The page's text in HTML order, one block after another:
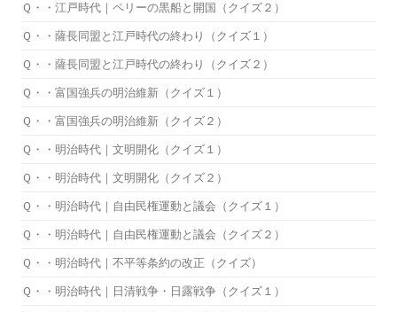
Ｑ・・江戸時代｜ペリーの黒船と開国（クイズ２）
Ｑ・・薩長同盟と江戸時代の終わり（クイズ１）
Ｑ・・薩長同盟と江戸時代の終わり（クイズ２）
Ｑ・・富国強兵の明治維新（クイズ１）
Ｑ・・富国強兵の明治維新（クイズ２）
Ｑ・・明治時代｜文明開化（クイズ１）
Ｑ・・明治時代｜文明開化（クイズ２）
Ｑ・・明治時代｜自由民権運動と議会（クイズ１）
Ｑ・・明治時代｜自由民権運動と議会（クイズ２）
Ｑ・・明治時代｜不平等条約の改正（クイズ）
Ｑ・・明治時代｜日清戦争・日露戦争（クイズ１）